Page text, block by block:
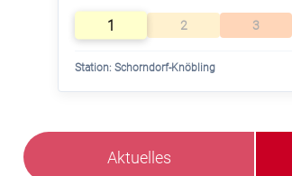
1 2 3
Station: Schorndorf-Knöbling
Aktuelles